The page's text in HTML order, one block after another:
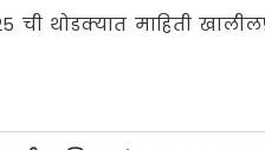
ची थोडक्यात माहिती